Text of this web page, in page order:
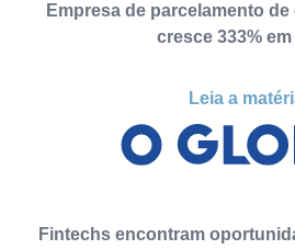
Empresa de parcelamento
cresce 333% em
Leia a
Fintechs encontram